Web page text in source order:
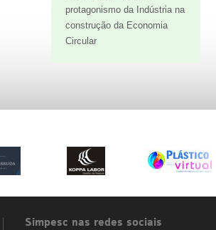
protagonismo da Indústria na
construção da Economia
Circular
Simpesc nas redes sociais